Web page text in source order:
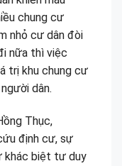
chung cư
nhỏ cư dân đòi
nữa thì việc
trị khu chung cư
dân.
Thục,
định cư, sự
khác biệt tư duy